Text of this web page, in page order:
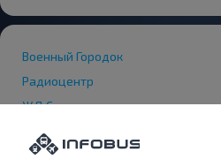
Военный Городок
Радиоцентр
ЖД Станция
Поселок МТЗ
Звездная ул.